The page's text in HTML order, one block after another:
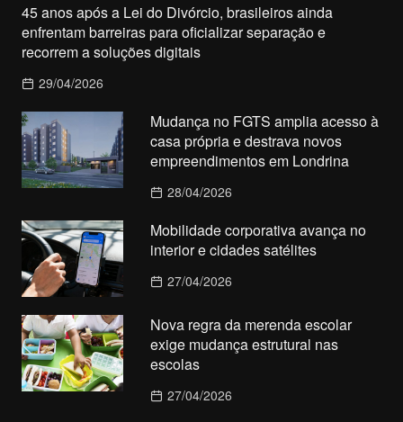
45 anos após a Lei do Divórcio, brasileiros ainda
enfrentam barreiras para oficializar separação e
recorrem a soluções digitais
29/04/2026
Mudança no FGTS amplia acesso à
casa própria e destrava novos
empreendimentos em Londrina
28/04/2026
Mobilidade corporativa avança no
interior e cidades satélites
27/04/2026
Nova regra da merenda escolar
exige mudança estrutural nas
escolas
27/04/2026